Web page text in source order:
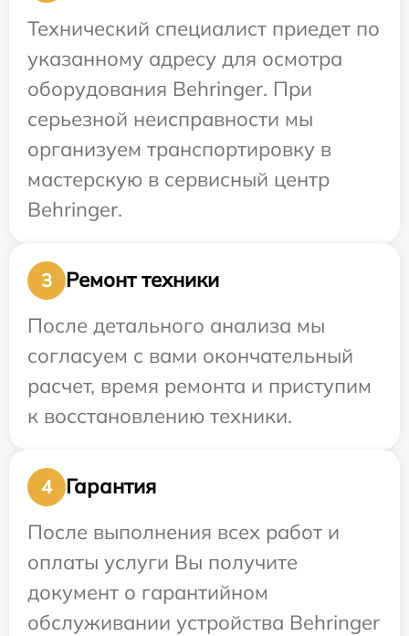
Технический специалист приедет по
указанному адресу для осмотра
оборудования Behringer. При
серьезной неисправности мы
организуем транспортировку в
мастерскую в сервисный центр
Behringer.
3
Ремонт техники
После детального анализа мы
согласуем с вами окончательный
расчет, время ремонта и приступим
к восстановлению техники.
4
Гарантия
После выполнения всех работ и
оплаты услуги Вы получите
документ о гарантийном
обслуживании устройства Behringer